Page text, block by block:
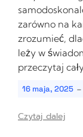
zarówno na
zrozumieć,
leży w
przeczytaj
16 maja, 2025 -
Czytaj dalej